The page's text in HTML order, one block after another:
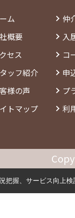
ム
概要
セス
ッフ紹介
様の声
トマップ
仲
入
コ
申
プ
利
把握、サービス向上